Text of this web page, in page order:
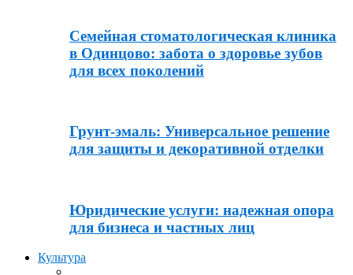
Семейная стоматологическая клиника
в Одинцово: забота о здоровье зубов
для всех поколений
Грунт-эмаль: Универсальное решение
для защиты и декоративной отделки
Юридические услуги: надежная опора
для бизнеса и частных лиц
Культура